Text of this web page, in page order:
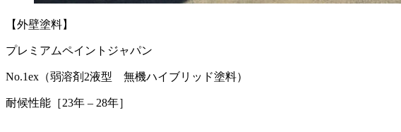
【外壁塗料】
プレミアムペイントジャパン
No.1ex（弱溶剤2液型 無機ハイブリッド塗料）
耐候性能［23年 – 28年］